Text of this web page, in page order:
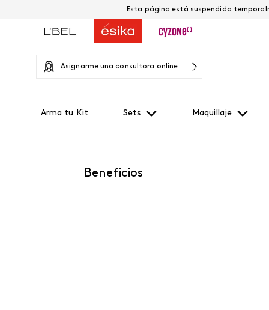
Asignarme una consultora online
Arma tu Kit Sets Maquillaje
Beneficios